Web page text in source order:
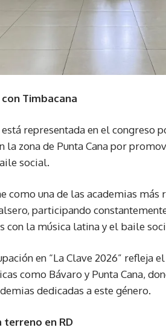
Timbacana
representada en el congreso
la zona de Punta Cana por
social.
como una de las academias más
participando
con la música latina y el baile
en “La Clave 2026”
como Bávaro y Punta Cana,
dedicadas a este género.
terreno en RD